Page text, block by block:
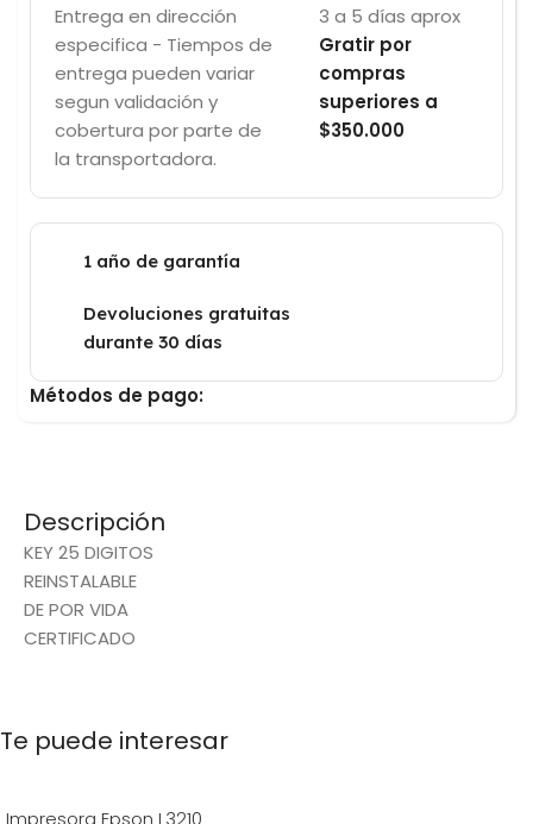
Entrega en dirección
especifica - Tiempos de
entrega pueden variar
segun validación y
cobertura por parte de
la transportadora.
3 a 5 días aprox
Gratir por
compras
superiores a
$350.000
1 año de garantía
Devoluciones gratuitas
durante 30 días
Métodos de pago:
Descripción
KEY 25 DIGITOS
REINSTALABLE
DE POR VIDA
CERTIFICADO
Te puede interesar
Impresora Epson L3210